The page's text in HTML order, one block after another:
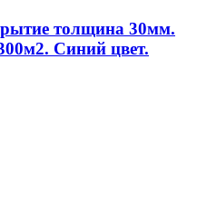
толщина 30мм.
Синий цвет.